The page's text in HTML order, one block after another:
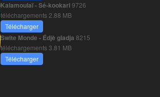
Kalamoulaï - Sé-kookari9726
téléchargements 2.88 MB
Télécharger
Swite Monde - Édjè gladja 8215
téléchargements3.81 MB
Télécharger